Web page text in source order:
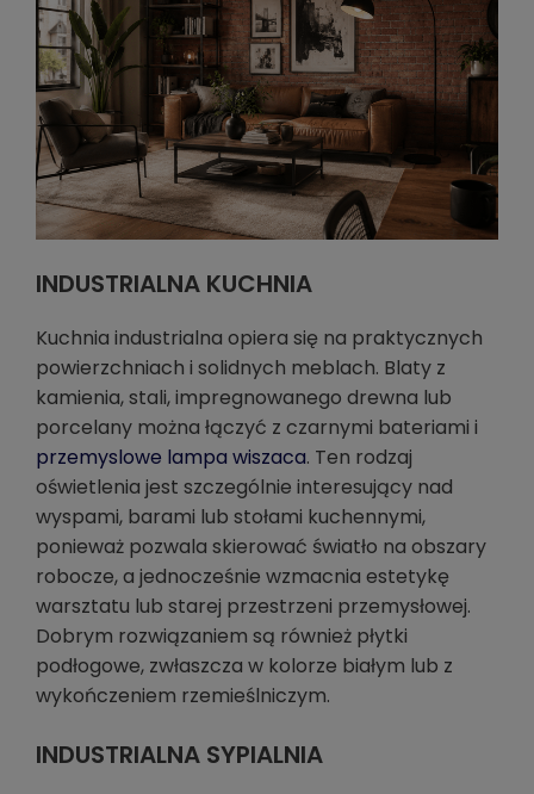
INDUSTRIALNA KUCHNIA
Kuchnia industrialna opiera się na praktycznych
powierzchniach i solidnych meblach. Blaty z
kamienia, stali, impregnowanego drewna lub
porcelany można łączyć z czarnymi bateriami i
przemyslowe lampa wiszaca. Ten rodzaj
oświetlenia jest szczególnie interesujący nad
wyspami, barami lub stołami kuchennymi,
ponieważ pozwala skierować światło na obszary
robocze, a jednocześnie wzmacnia estetykę
warsztatu lub starej przestrzeni przemysłowej.
Dobrym rozwiązaniem są również płytki
podłogowe, zwłaszcza w kolorze białym lub z
wykończeniem rzemieślniczym.
INDUSTRIALNA SYPIALNIA